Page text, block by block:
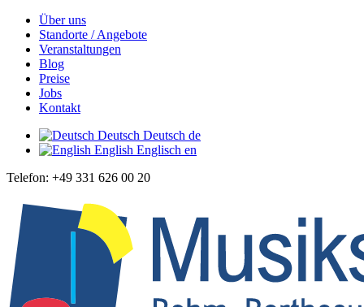
Über uns
Standorte / Angebote
Veranstaltungen
Blog
Preise
Jobs
Kontakt
Deutsch Deutsch de
English Englisch en
Telefon: +49 331 626 00 20